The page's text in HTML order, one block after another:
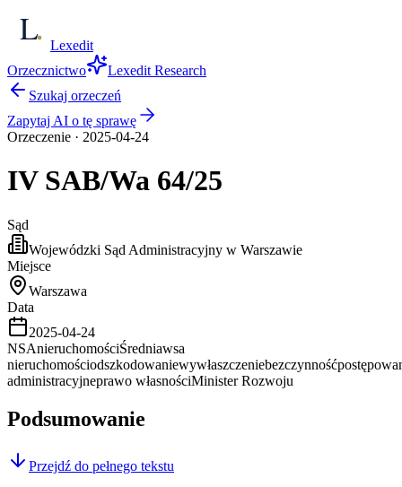
Lexedit
Orzecznictwo
Lexedit Research
Szukaj orzeczeń
Zapytaj AI o tę sprawę
Orzeczenie · 2025-04-24
IV SAB/Wa 64/25
Sąd
Wojewódzki Sąd Administracyjny w Warszawie
Miejsce
Warszawa
Data
2025-04-24
NSAnieruchomościŚredniawsa
nieruchomościodszkodowaniewywłaszczeniebezczynność
administracyjneprawo własnościMinister Rozwoju
Podsumowanie
Przejdź do pełnego tekstu